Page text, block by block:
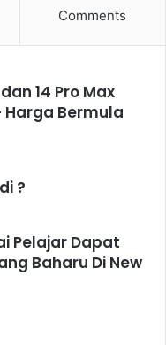
Comments
14 Pro Max
Harga Bermula
?
Pelajar Dapat
Baharu Di New